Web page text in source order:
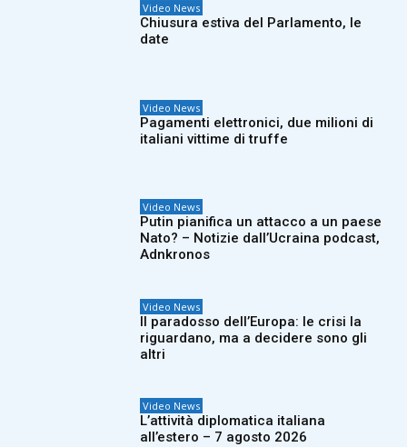
Video News
Chiusura estiva del Parlamento, le
date
Video News
Pagamenti elettronici, due milioni di
italiani vittime di truffe
Video News
Putin pianifica un attacco a un paese
Nato? – Notizie dall’Ucraina podcast,
Adnkronos
Video News
Il paradosso dell’Europa: le crisi la
riguardano, ma a decidere sono gli
altri
Video News
L’attività diplomatica italiana
all’estero – 7 agosto 2026